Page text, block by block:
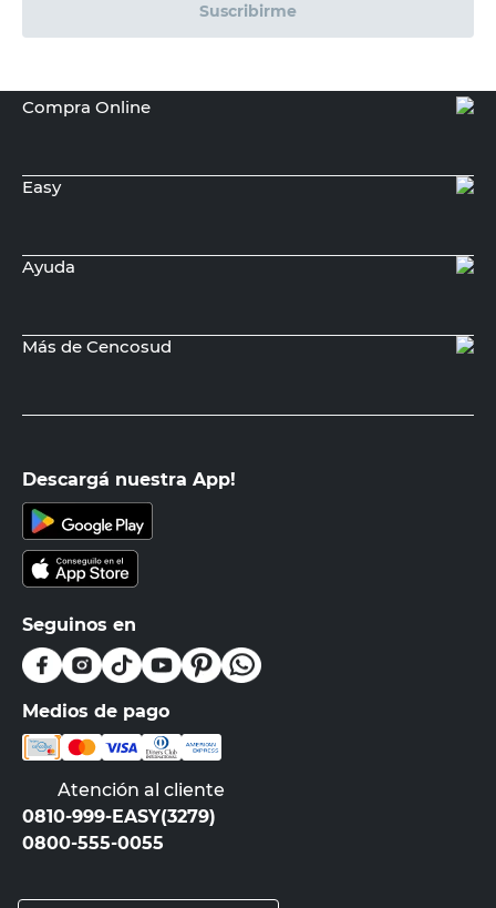
Suscribirme
Compra Online
Easy
Ayuda
Más de Cencosud
Descargá nuestra App!
Seguinos en
Medios de pago
Atención al cliente
0810-999-EASY(3279)
0800-555-0055